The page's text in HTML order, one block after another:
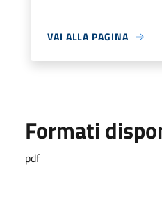
VAI ALLA PAGINA
Formati
pdf